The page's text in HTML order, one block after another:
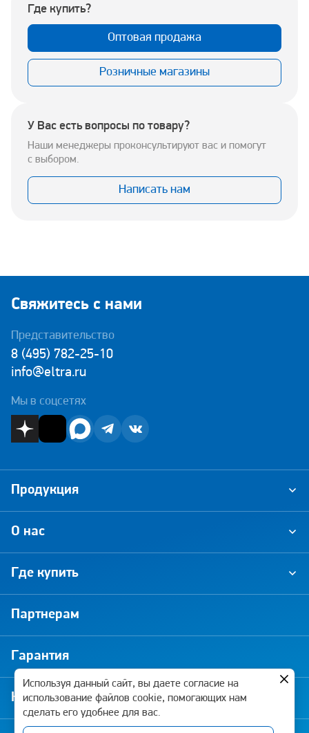
Где купить?
Оптовая продажа
Розничные магазины
У Вас есть вопросы по товару?
Наши менеджеры проконсультируют вас и помогут
с выбором.
Написать нам
Свяжитесь с нами
Представительство
8 (495) 782-25-10
info@eltra.ru
Мы в соцсетях
О нас
Где купить
Партнерам
Гарантия
Новости и акции
Продукция
Используя данный сайт, вы даете согласие на
использование файлов cookie, помогающих нам
сделать его удобнее для вас.